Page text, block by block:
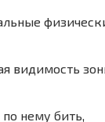
видимость
нему бить,